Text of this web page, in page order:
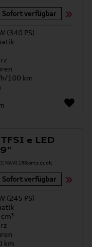
Sofort verfügbar
(340 PS)
100 km
e LED
Sofort verfügbar
(245 PS)
km